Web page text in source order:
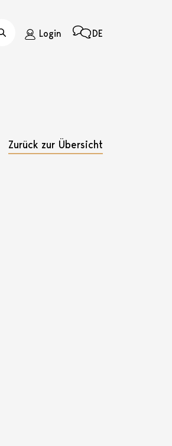
Suche Login DE
Zurück zur Übersicht